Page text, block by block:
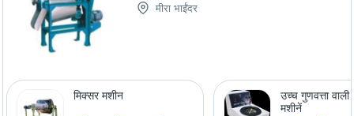
मीरा भाईंदर
मिक्सर मशीन
उच्च गुणवत्ता वाली
मशीनें